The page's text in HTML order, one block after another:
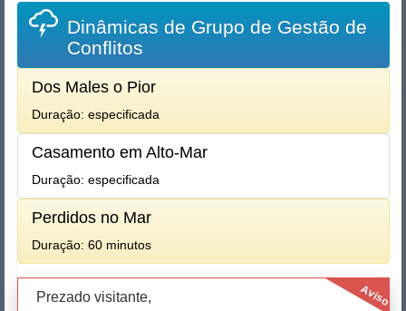
Dinâmicas de Grupo de Gestão de
Conflitos
Dos Males o Pior
Duração: especificada
Casamento em Alto-Mar
Duração: especificada
Perdidos no Mar
Duração: 60 minutos
Aviso
Prezado visitante,